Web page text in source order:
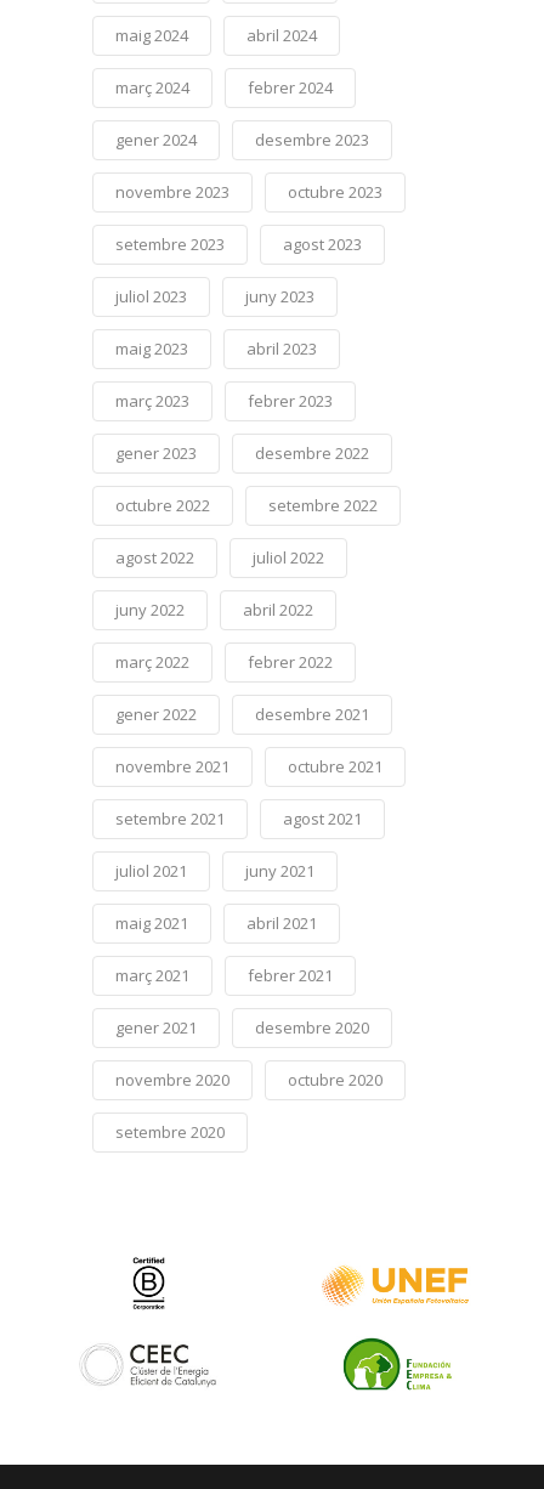
maig 2024 abril 2024
març 2024 febrer 2024
gener 2024 desembre 2023
novembre 2023 octubre 2023
setembre 2023 agost 2023
juliol 2023 juny 2023
maig 2023 abril 2023
març 2023 febrer 2023
gener 2023 desembre 2022
octubre 2022 setembre 2022
agost 2022 juliol 2022
juny 2022 abril 2022
març 2022 febrer 2022
gener 2022 desembre 2021
novembre 2021 octubre 2021
setembre 2021 agost 2021
juliol 2021 juny 2021
maig 2021 abril 2021
març 2021 febrer 2021
gener 2021 desembre 2020
novembre 2020 octubre 2020
setembre 2020